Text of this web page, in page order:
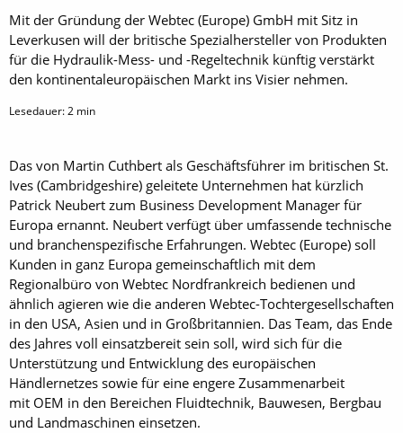
Mit der Gründung der Webtec (Europe) GmbH mit Sitz in
Leverkusen will der britische Spezialhersteller von Produkten
für die Hydraulik-Mess- und -Regeltechnik künftig verstärkt
den kontinentaleuropäischen Markt ins Visier nehmen.
Lesedauer:2 min
Das von Martin Cuthbert als Geschäftsführer im britischen St.
Ives (Cambridgeshire) geleitete Unternehmen hat kürzlich
Patrick Neubert zum Business Development Manager für
Europa ernannt. Neubert verfügt über umfassende technische
und branchenspezifische Erfahrungen. Webtec (Europe) soll
Kunden in ganz Europa gemeinschaft­lich mit dem
Regionalbüro von Webtec Nordfrankreich bedienen und
ähnlich agieren wie die anderen Webtec-Tochtergesellschaften
in den USA, Asien und in Großbritannien. Das Team, das Ende
des Jahres voll einsatzbereit sein soll, wird sich für die
Unterstützung und Entwicklung des europäischen
Händlernetzes sowie für eine engere Zusammenarbeit
mit OEM in den Bereichen Fluidtechnik, Bauwesen, Bergbau
und Landmaschinen einsetzen.